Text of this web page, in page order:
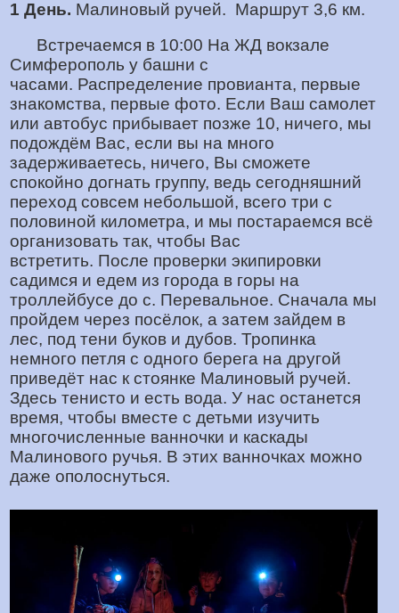
1 День. Малиновый ручей. Маршрут 3,6 км.
Встречаемся в 10:00 На ЖД вокзале
Симферополь у башни с
часами. Распределение провианта, первые
знакомства, первые фото. Если Ваш самолет
или автобус прибывает позже 10, ничего, мы
подождём Вас, если вы на много
задерживаетесь, ничего, Вы сможете
спокойно догнать группу, ведь сегодняшний
переход совсем небольшой, всего три с
половиной километра, и мы постараемся всё
организовать так, чтобы Вас
встретить. После проверки экипировки
садимся и едем из города в горы на
троллейбусе до с. Перевальное. Сначала мы
пройдем через посёлок, а затем зайдем в
лес, под тени буков и дубов. Тропинка
немного петля с одного берега на другой
приведёт нас к стоянке Малиновый ручей.
Здесь тенисто и есть вода. У нас останется
время, чтобы вместе с детьми изучить
многочисленные ванночки и каскады
Малинового ручья. В этих ванночках можно
даже ополоснуться.